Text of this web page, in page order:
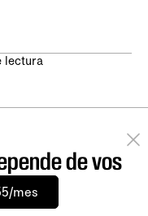
lectura
de vos
mes